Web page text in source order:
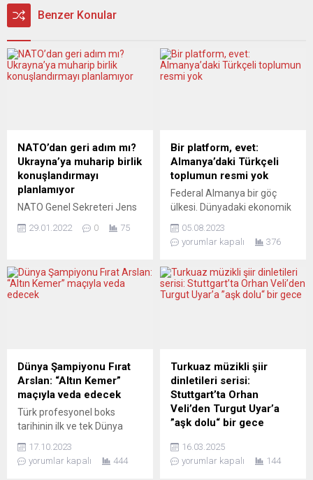
Benzer Konular
NATO’dan geri adım mı?
Ukrayna’ya muharip birlik
konuşlandırmayı
planlamıyor
NATO Genel Sekreteri Jens
muharip birlik
saldırıya geçmesi halinde
Rusya’nın ciddi sonuçlarla
Council’da yaptığı
konuşmada, NATO’nun
Doğu Avrupa’daki askeri
birlik sayısını artırmaya hazır
olduğunu, Rusya’nın
Belarus’a asker ve silah
sevkiyatını yakından
izlediklerini dile getirdi.
29.01.2022 0 75
Bir platform, evet:
Almanya’daki Türkçeli
toplumun resmi yok
Federal Almanya bir göç
ülkesi. Dünyadaki ekonomik
daha az gelişmiş
ekonomilerin çalkantıları,
yönelik “işgücü arzını” ve
akınını teşvik ediyor. Bu,
hızla büyüyen bir işgücü
açığı var. Büyüyen ve
doldurulması gereken...
05.08.2023
yorumlar kapalı
376
Dünya Şampiyonu Fırat
Arslan: “Altın Kemer”
maçıyla veda edecek
Türk profesyonel boks
tarihinin ilk ve tek Dünya
WBA “Altın Dünya
Şampiyonluğu” kemer
17.10.2023
yorumlar kapalı
444
Turkuaz müzikli şiir
dinletileri serisi:
Stuttgart’ta Orhan
Veli’den Turgut Uyar’a
”aşk dolu“ bir gece
melodileri ve şiirsel
dokunuşları, Stuttgart’ta
16.03.2025
yorumlar kapalı
144